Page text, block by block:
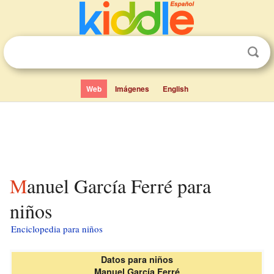
Web Imágenes English
Manuel García Ferré para
niños
Enciclopedia para niños
Datos para niños
Manuel García Ferré